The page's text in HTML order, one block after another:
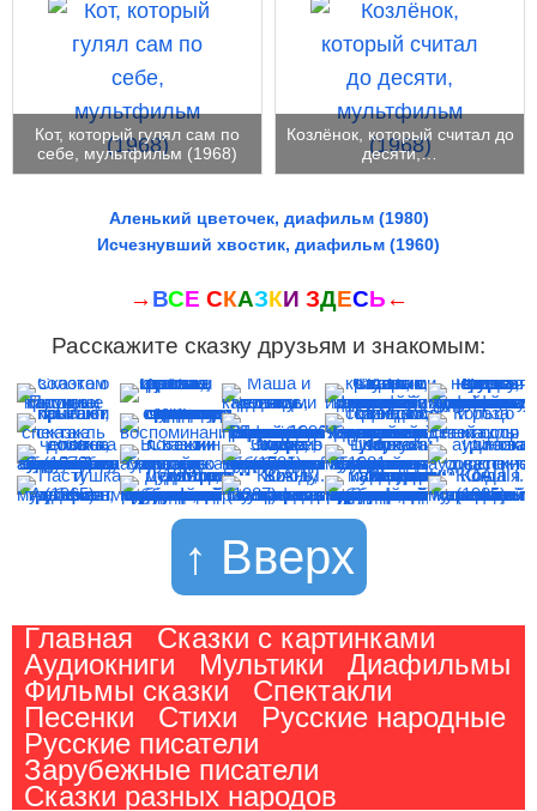
Кот, который гулял сам по
себе, мультфильм (1968)
Козлёнок, который считал до
десяти,…
Аленький цветочек, диафильм (1980)
Исчезнувший хвостик, диафильм (1960)
→ ВСЕ СКАЗКИ ЗДЕСЬ ←
Расскажите сказку друзьям и знакомым:
↑ Вверх
Главная
Сказки с картинками
Аудиокниги
Мультики
Диафильмы
Фильмы сказки
Спектакли
Песенки
Стихи
Русские народные
Русские писатели
Зарубежные писатели
Сказки разных народов